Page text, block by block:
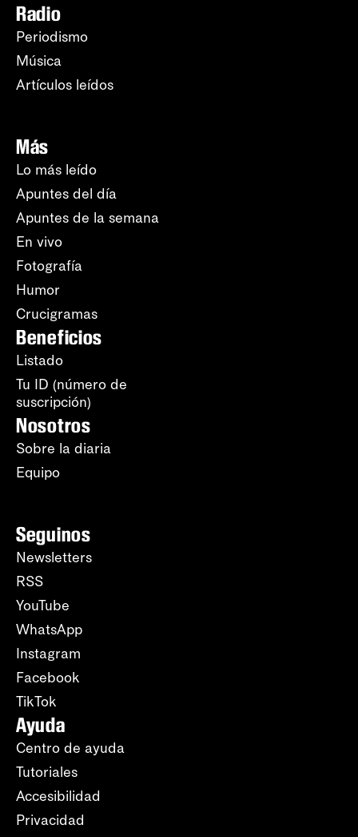
Radio
Periodismo
Música
Artículos leídos
Más
Lo más leído
Apuntes del día
Apuntes de la semana
En vivo
Fotografía
Humor
Crucigramas
Beneficios
Listado
Tu ID (número de
suscripción)
Nosotros
Sobre la diaria
Equipo
Seguinos
Newsletters
RSS
YouTube
WhatsApp
Instagram
Facebook
TikTok
Ayuda
Centro de ayuda
Tutoriales
Accesibilidad
Privacidad